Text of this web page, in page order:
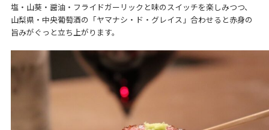
塩・山葵・醤油・フライドガーリックと味のスイッチを楽しみつつ、
山梨県・中央葡萄酒の「ヤマナシ・ド・グレイス」合わせると赤身の
旨みがぐっと立ち上がります。